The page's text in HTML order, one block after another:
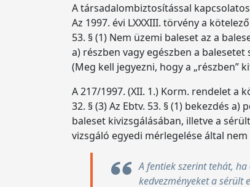
A társadalombiztosítással
Az 1997. évi LXXXIII. törvény a
53. § (1) Nem üzemi baleset az a
a) részben vagy egészben a
(Meg kell jegyezni, hogy a „részben”
A 217/1997. (XII. 1.) Korm. rendelet a
32. § (3) Az Ebtv. 53. § (1) bekezdés
baleset kivizsgálásában, illetve a
vizsgáló egyedi mérlegelése által
A fentiek szerint tehát,
kedvezményeket a sérült